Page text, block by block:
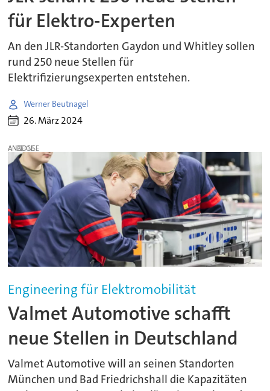
für Elektro-Experten
An den JLR-Standorten Gaydon und Whitley sollen
rund 250 neue Stellen für
Elektrifizierungsexperten entstehen.
Werner Beutnagel
26. März 2024
ANZEIGE
Engineering für Elektromobilität
Valmet Automotive schafft
neue Stellen in Deutschland
Valmet Automotive will an seinen Standorten
München und Bad Friedrichshall die Kapazitäten